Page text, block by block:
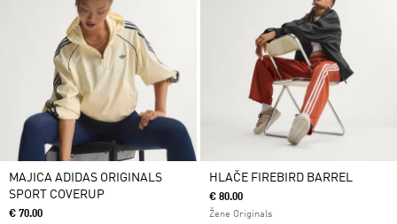
MAJICA ADIDAS ORIGINALS
SPORT COVERUP
€ 70.00
HLAČE FIREBIRD BARREL
€ 80.00
Žene Originals